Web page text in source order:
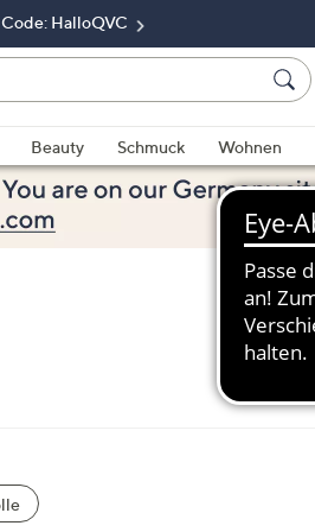
HalloQVC
Beauty Schmuck Wohnen